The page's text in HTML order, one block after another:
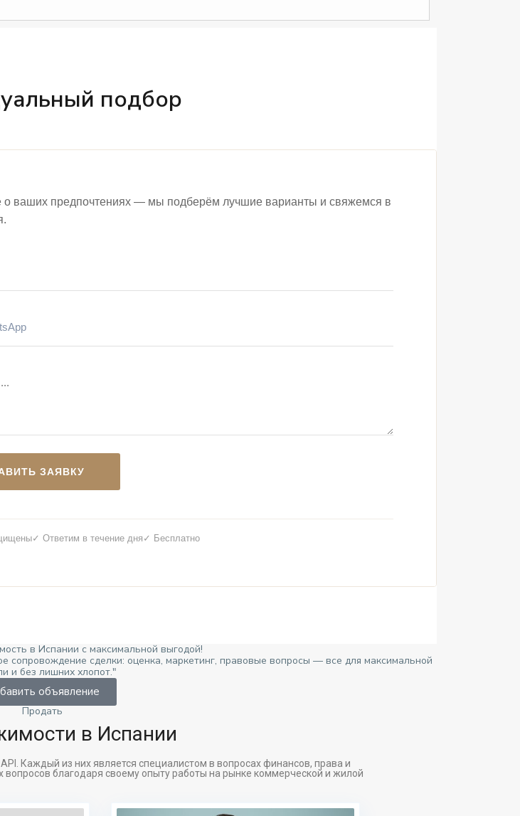
подбор
о ваших предпочтениях — мы подберём лучшие варианты и свяжемся в
✓ Ответим в течение дня ✓ Бесплатно
в Испании с максимальной выгодой!
сделки: оценка, маркетинг, правовые вопросы — все для максимальной
и без лишних хлопот."
объявление
Продать
в Испании
Каждый из них является специалистом в вопросах финансов, права и
благодаря своему опыту работы на рынке коммерческой и жилой